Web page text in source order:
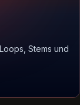
Stems und